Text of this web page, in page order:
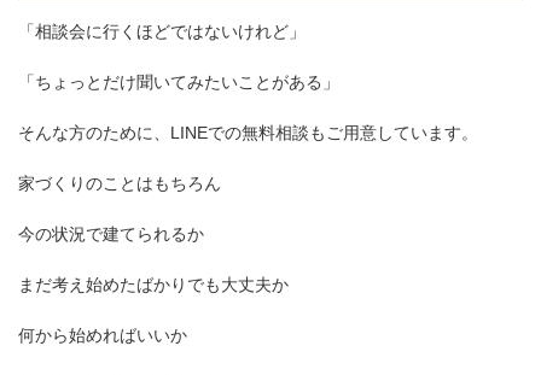
「相談会に行くほどではないけれど」
「ちょっとだけ聞いてみたいことがある」
そんな方のために、LINEでの無料相談もご用意しています。
家づくりのことはもちろん
今の状況で建てられるか
まだ考え始めたばかりでも大丈夫か
何から始めればいいか